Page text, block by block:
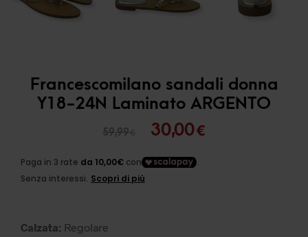
Francescomilano sandali donna
Y18-24N Laminato ARGENTO
59,99€
Il
originale
30,00€
Calzata: Regolare